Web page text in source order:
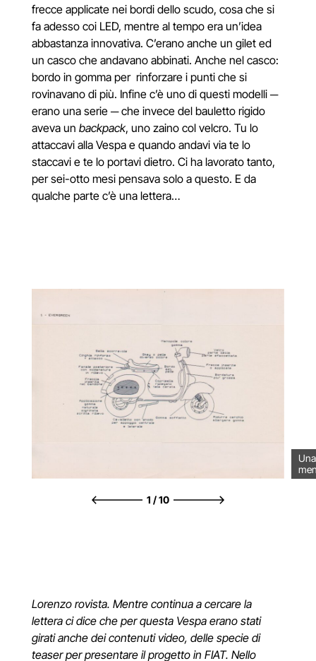
frecce applicate nei bordi dello scudo, cosa che si
fa adesso coi LED, mentre al tempo era un’idea
abbastanza innovativa. C’erano anche un gilet ed
un casco che andavano abbinati. Anche nel casco:
bordo in gomma per rinforzare i punti che si
rovinavano di più. Infine c’è uno di questi modelli ─
erano una serie ─che invece del bauletto rigido
aveva un backpack, uno zaino col velcro. Tu lo
attaccavi alla Vespa e quando andavi via te lo
staccavi e te lo portavi dietro. Ci ha lavorato tanto,
per sei-otto mesi pensava solo a questo. E da
qualche parte c’è una lettera…
1 /10
Lorenzo rovista. Mentre continua a cercare la
lettera ci dice che per questa Vespa erano stati
girati anche dei contenuti video, delle specie di
teaser per presentare il progetto in FIAT. Nello